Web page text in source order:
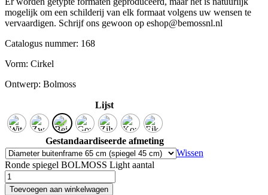
mogelijk om een schilderij van elk formaat volgens uw wensen te
vervaardigen. Schrijf ons gewoon op eshop@bemossnl.nl
Catalogus nummer: 168
Vorm: Cirkel
Ontwerp: Bolmoss
Lijst
Gestandaardiseerde afmeting
Wissen
Ronde spiegel BOLMOSS Light aantal
Toevoegen aan winkelwagen